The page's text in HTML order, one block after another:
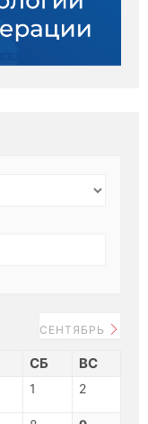
СЕНТЯБРЬ
СБ ВС
1 2